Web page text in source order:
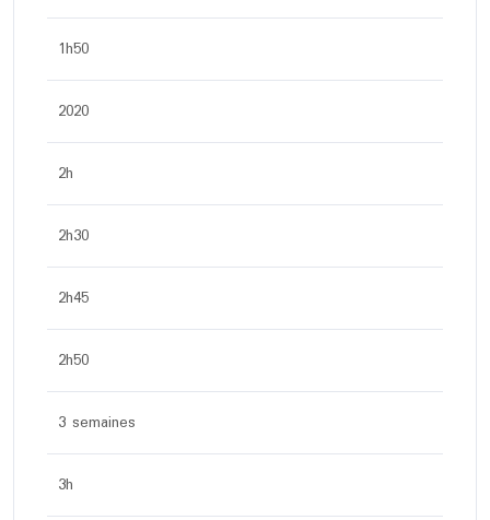
1h50
2020
2h
2h30
2h45
2h50
3 semaines
3h